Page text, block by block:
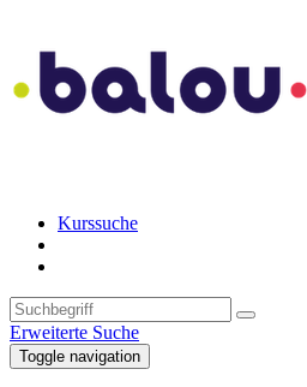
Kurssuche
Erweiterte Suche
Toggle navigation